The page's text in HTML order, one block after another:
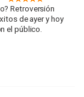
Retroversión
de ayer y hoy
el público.